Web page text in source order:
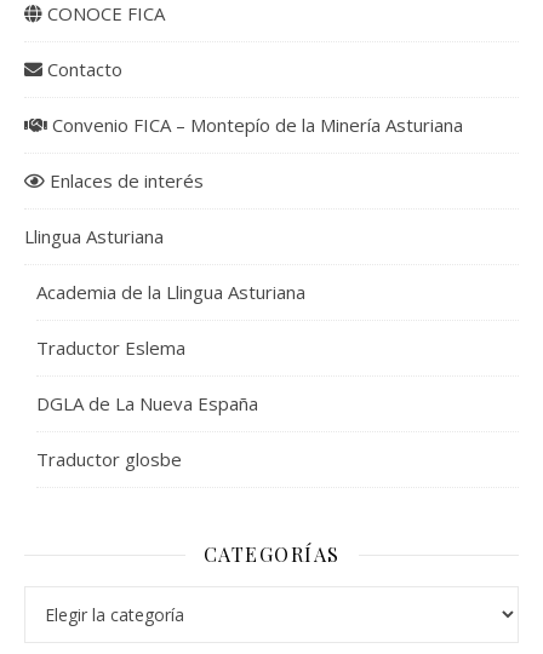
CONOCE FICA
Contacto
Convenio FICA – Montepío de la Minería Asturiana
Enlaces de interés
Llingua Asturiana
Academia de la Llingua Asturiana
Traductor Eslema
DGLA de La Nueva España
Traductor glosbe
CATEGORÍAS